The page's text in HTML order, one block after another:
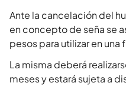
Ante la cancelación del
en concepto de seña se
pesos para utilizar en una
La misma deberá
meses y estará sujeta a